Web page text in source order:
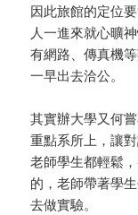
因此旅館的定位
人一進來就心曠
有網路、傳真機
一早出去洽公。
其實辦大學又何
重點系所上，讓
老師學生都輕鬆
的，老師帶著學
去做實驗。